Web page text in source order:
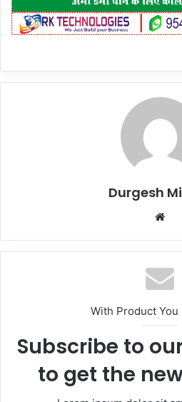
Durgesh
With Product You
Subscribe to
to get the